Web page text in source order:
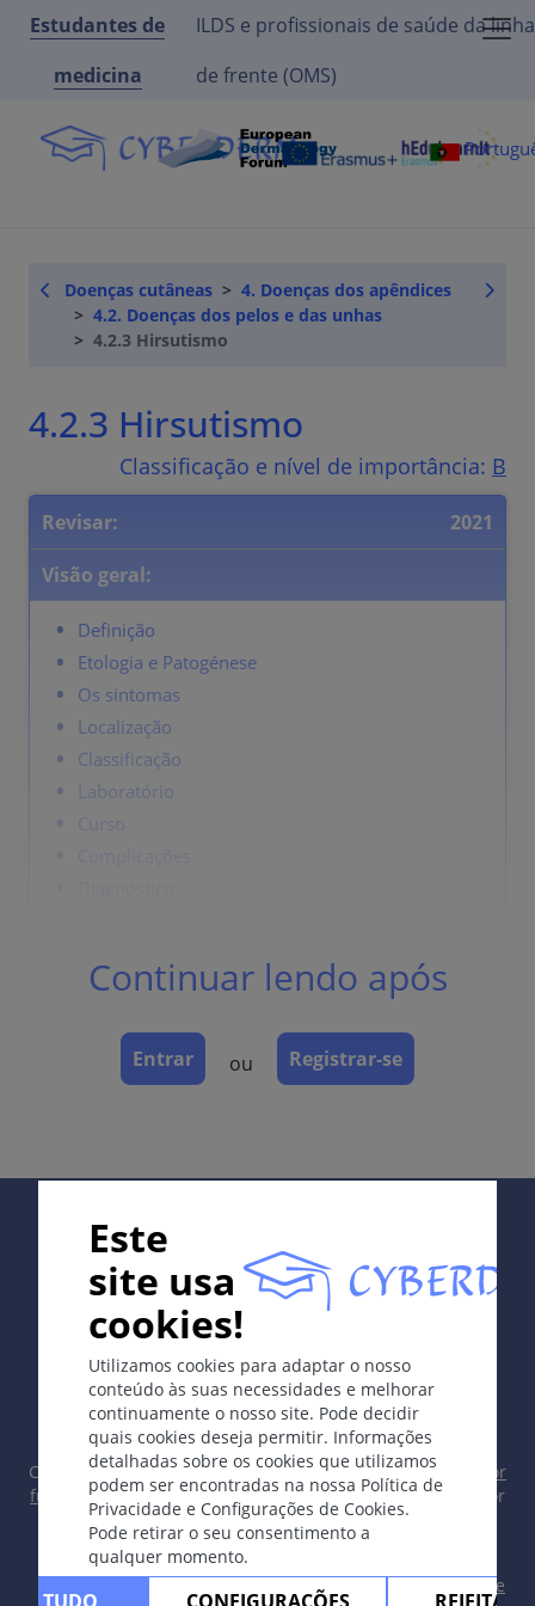
Estudantes de
medicina
ILDS e profissionais de saúde da linha
de frente (OMS)
Doenças cutâneas
4. Doenças dos apêndices
4.2. Doenças dos pelos e das unhas
4.2.3 Hirsutismo
4.2.3 Hirsutismo
Classificação e nível de importância: B
Revisar:
2021
Visão geral:
Definição
Etologia e Patogénese
Os sintomas
Localização
Classificação
Laboratório
Curso
Crescimento de pelos aumentado, de padrão
medicamento.
Os sintomas
Crescimento de pelos terminais em mulher no lábio
superior, mento, entre as mamas, em volta dos
mamilos, nos ombros, na linea alba e na face interna
das coxas. Pode variar de discreto excesso de pelos
até óbvio padrão masculino com envolvimento
extremamente variável de diferentes localizações
Localização
Lábio superior, mento, mamas, abdome, área
pubiana, braços, pernas, dorso, regiões glúteas.
Continuar lendo após
Entrar ou Registrar-se
Este
site usa
cookies!
Utilizamos cookies para adaptar o nosso
conteúdo às suas necessidades e melhorar
continuamente o nosso site. Pode decidir
quais cookies deseja permitir. Informações
detalhadas sobre os cookies que utilizamos
podem ser encontradas na nossa Política de
Privacidade e Configurações de Cookies.
Pode retirar o seu consentimento a
qualquer momento.
In collaboration with Erasmus+ hEduLearnIt editorial
group
Copyright © 2003-2026 CYBERDERM Grupo Editorial -
Editor
fundador Guenter Burg, M.D.- Conceito e Coordenação por
Vahid Djamei, Zurique
All rights reserved.
Contacto|Impreso|Apoiado por|Política de